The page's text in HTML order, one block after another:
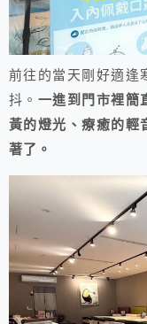
前往的當天剛好適逢
抖。 一進到門市裡簡
黃的燈光、療癒的輕
著了。